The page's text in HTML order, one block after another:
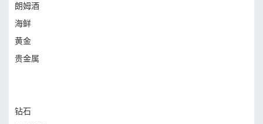
朗姆酒
海鲜
黄金
贵金属
钻石